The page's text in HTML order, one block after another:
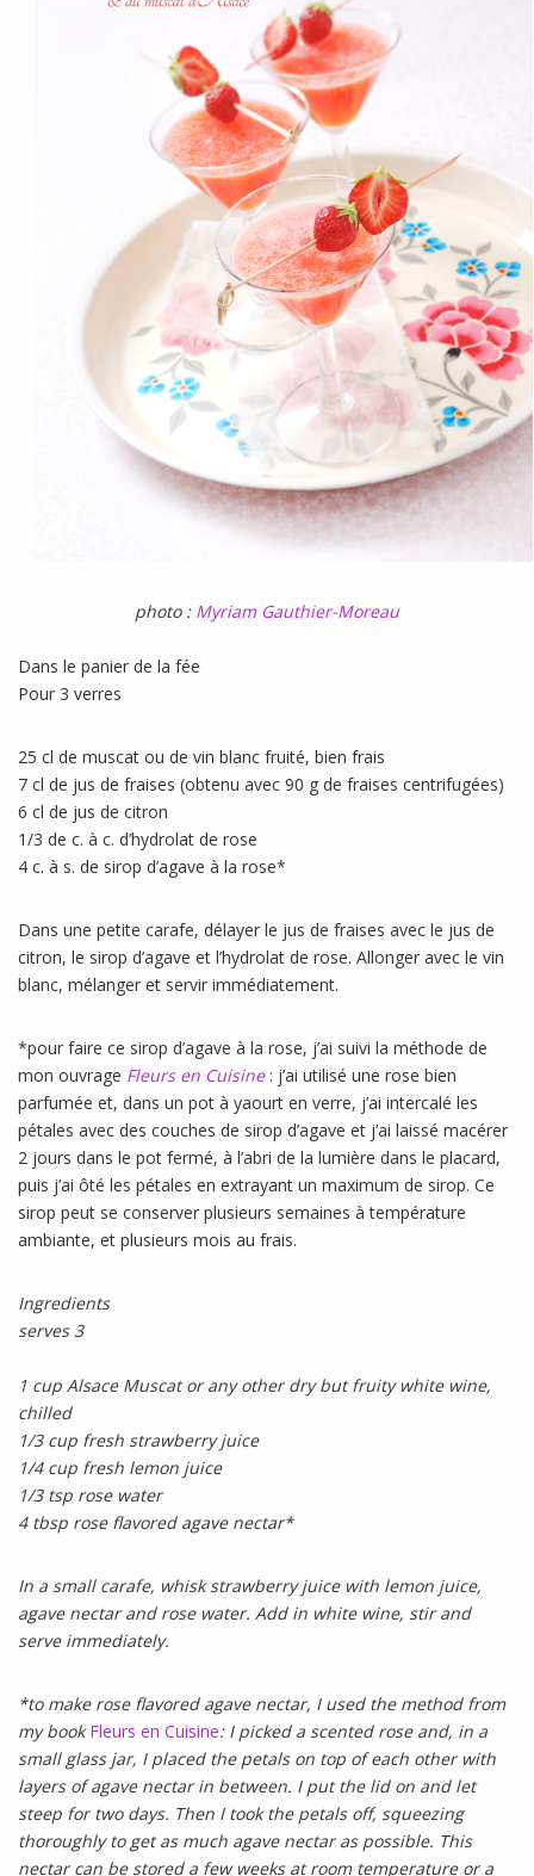
photo : Myriam Gauthier-Moreau
Dans le panier de la fée
Pour 3 verres
25 cl de muscat ou de vin blanc fruité, bien frais
7 cl de jus de fraises (obtenu avec 90 g de fraises centrifugées)
6 cl de jus de citron
1/3 de c. à c. d’hydrolat de rose
4 c. à s. de sirop d’agave à la rose*
Dans une petite carafe, délayer le jus de fraises avec le jus de
citron, le sirop d’agave et l’hydrolat de rose. Allonger avec le vin
blanc, mélanger et servir immédiatement.
*pour faire ce sirop d’agave à la rose, j’ai suivi la méthode de
mon ouvrage Fleurs en Cuisine: j’ai utilisé une rose bien
parfumée et, dans un pot à yaourt en verre, j’ai intercalé les
pétales avec des couches de sirop d’agave et j’ai laissé macérer
2 jours dans le pot fermé, à l’abri de la lumière dans le placard,
puis j’ai ôté les pétales en extrayant un maximum de sirop. Ce
sirop peut se conserver plusieurs semaines à température
ambiante, et plusieurs mois au frais.
Ingredients
serves 3
1 cup Alsace Muscat or any other dry but fruity white wine,
chilled
1/3 cup fresh strawberry juice
1/4 cup fresh lemon juice
1/3 tsp rose water
4 tbsp rose flavored agave nectar*
In a small carafe, whisk strawberry juice with lemon juice,
agave nectar and rose water. Add in white wine, stir and
serve immediately.
*to make rose flavored agave nectar, I used the method from
my bookFleurs en Cuisine: I picked a scented rose and, in a
small glass jar, I placed the petals on top of each other with
layers of agave nectar in between. I put the lid on and let
steep for two days. Then I took the petals off, squeezing
thoroughly to get as much agave nectar as possible. This
nectar can be stored a few weeks at room temperature or a